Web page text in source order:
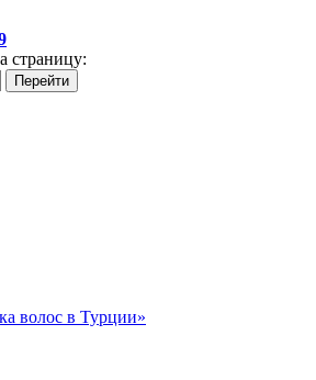
страницу:
волос в Турции»